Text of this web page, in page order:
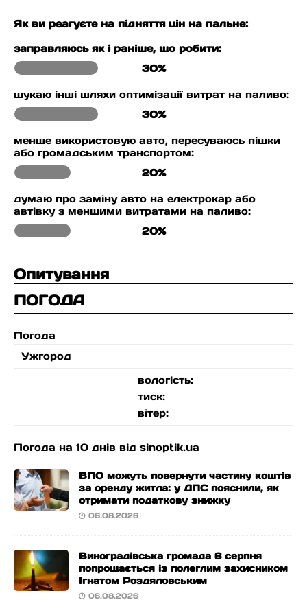
Як ви реагуєте на підняття цін на пальне:
заправляюсь як і раніше, що робити:
30%
шукаю інші шляхи оптимізації витрат на паливо:
30%
менше використовую авто, пересуваюсь пішки
або громадським транспортом:
20%
думаю про заміну авто на електрокар або
автівку з меншими витратами на паливо:
20%
Опитування
ПОГОДА
Погода
Ужгород
вологість:
тиск:
вітер:
Погода на 10 днів від sinoptik.ua
ВПО можуть повернути частину коштів
за оренду житла: у ДПС пояснили, як
отримати податкову знижку
06.08.2026
Виноградівська громада 6 серпня
попрощається із полеглим захисником
Ігнатом Роздяловським
06.08.2026